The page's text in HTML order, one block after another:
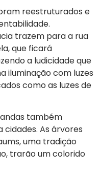
reestruturados e
trazem para a rua
que ficará
a ludicidade que
iluminação com luzes
como as luzes de
também
As árvores
uma tradição
trarão um colorido